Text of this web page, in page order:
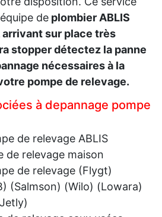
de plombier ABLIS
arrivant sur place très
stopper détectez la panne
nécessaires à la
pompe de relevage.
à depannage pompe
de relevage ABLIS
de relevage maison
de relevage (Flygt)
(Salmson) (Wilo) (Lowara)